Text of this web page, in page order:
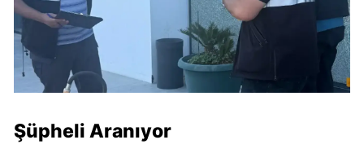
Şüpheli Aranıyor